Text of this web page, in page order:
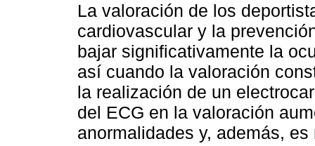
La valoración de los
cardiovascular y la
bajar significativamente la
así cuando la valoración
la realización de un
del ECG en la valoración
anormalidades y, además,